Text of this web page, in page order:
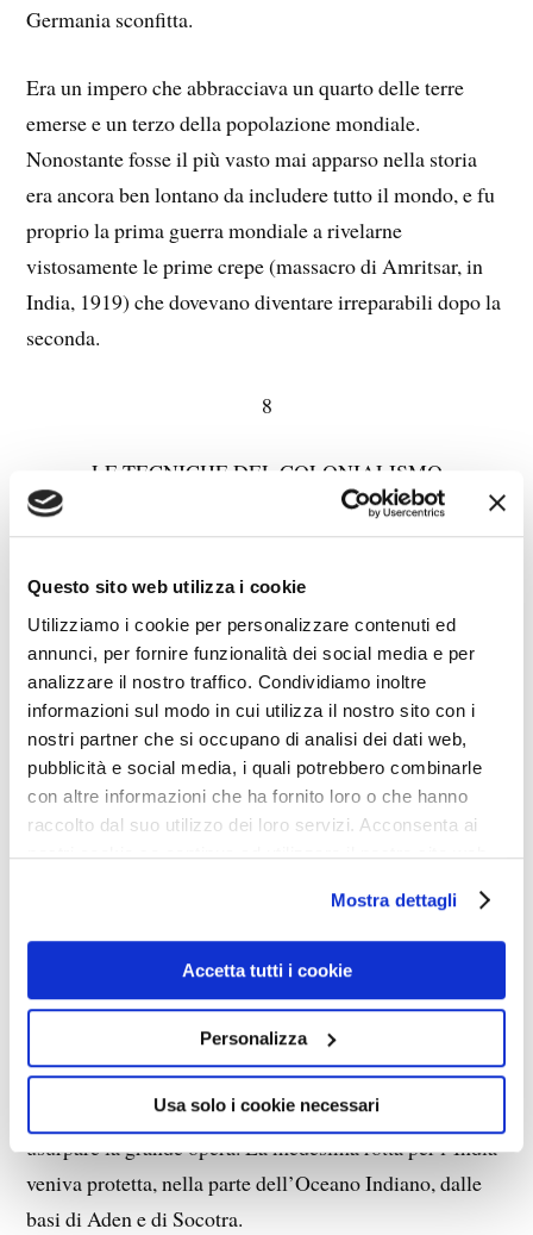
Questo sito web utilizza i cookie
Utilizziamo i cookie per personalizzare contenuti ed
annunci, per fornire funzionalità dei social media e per
analizzare il nostro traffico. Condividiamo inoltre
informazioni sul modo in cui utilizza il nostro sito con i
nostri partner che si occupano di analisi dei dati web,
pubblicità e social media, i quali potrebbero combinarle
con altre informazioni che ha fornito loro o che hanno
raccolto dal suo utilizzo dei loro servizi. Acconsenta ai
nostri cookie se continua ad utilizzare il nostro sito web.
Mostra dettagli
Accetta tutti i cookie
Personalizza
Usa solo i cookie necessari
Germania sconfitta.
Era un impero che abbracciava un quarto delle terre
emerse e un terzo della popolazione mondiale.
Nonostante fosse il più vasto mai apparso nella storia
era ancora ben lontano da includere tutto il mondo, e fu
proprio la prima guerra mondiale a rivelarne
vistosamente le prime crepe (massacro di Amritsar, in
India, 1919) che dovevano diventare irreparabili dopo la
seconda.
8
LE TECNICHE DEL COLONIALISMO
Le colonie si distinguevano, a seconda del clima più o
meno favorevole all’insediamento europeo e al numero
degli indigeni difficili da eliminare, in colonie di
popolamento (con usurpazione sia della terra che delle
risorse) o di sfruttamento (con prevalente usurpazione
delle risorse). Da aggiungere le colonie strategiche,
collocate lungo le rotte dominate dalla marina
britannica, che, oltre ad assicurare i rifornimenti di
carbone prima dell’avvento del motore Diesel,
costituivano il principale puntello militare dell’intero
edificio imperiale: una rete di basi che avvolgeva
rappresentavano la garanzia di protezione della rotta
mediterranea verso l’India, dopo l’apertura del canale di
Suez, scavato da Luigi Negrelli, suddito austriaco.
All’opera erano interessati anche la Francia e
naturalmente l’Egitto, ma l’Inghilterra non tardò ad
usurpare la grande opera. La medesima rotta per l’India
veniva protetta, nella parte dell’Oceano Indiano, dalle
basi di Aden e di Socotra.